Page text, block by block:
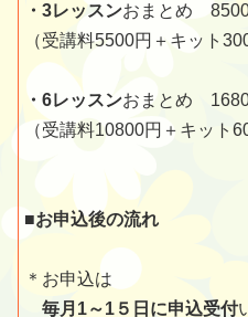
・3レッスンおまとめ
（受講料5500円＋キット
・6レッスンおまとめ
（受講料10800円＋キット
■お申込後の流れ
＊お申込は
毎月1～1５日に申込受付